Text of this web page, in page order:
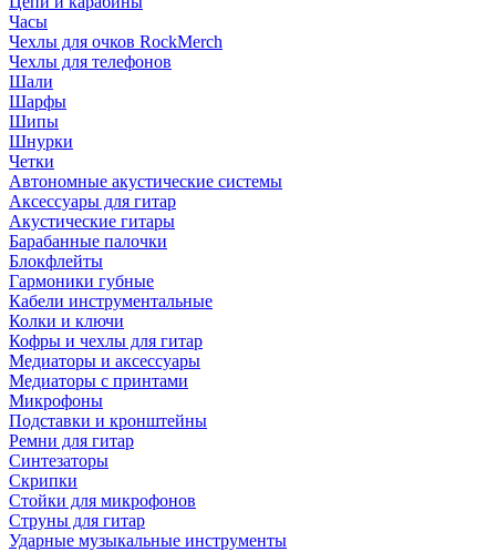
Часы
Чехлы для очков RockMerch
Чехлы для телефонов
Шали
Шарфы
Шипы
Шнурки
Четки
Автономные акустические системы
Аксессуары для гитар
Акустические гитары
Барабанные палочки
Блокфлейты
Гармоники губные
Кабели инструментальные
Колки и ключи
Кофры и чехлы для гитар
Медиаторы и аксессуары
Медиаторы с принтами
Микрофоны
Подставки и кронштейны
Ремни для гитар
Синтезаторы
Скрипки
Стойки для микрофонов
Струны для гитар
Ударные музыкальные инструменты